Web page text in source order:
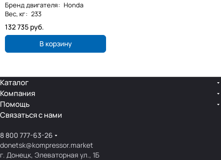
Бренд двигателя: Honda
Вес, кг: 233
132 735 руб.
В корзину
Каталог
Компания
Помощь
Связаться с нами
8 800 777-63-26
donetsk@kompressor.market
г. Донецк, Элеваторная ул., 1Б